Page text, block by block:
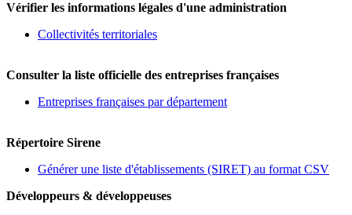
Vérifier les informations légales d'une administration
Collectivités territoriales
Consulter la liste officielle des entreprises françaises
Entreprises françaises par département
Répertoire Sirene
Générer une liste d'établissements (SIRET) au format CSV
Développeurs & développeuses